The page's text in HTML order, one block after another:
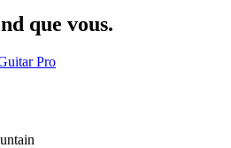
que vous.
Pro